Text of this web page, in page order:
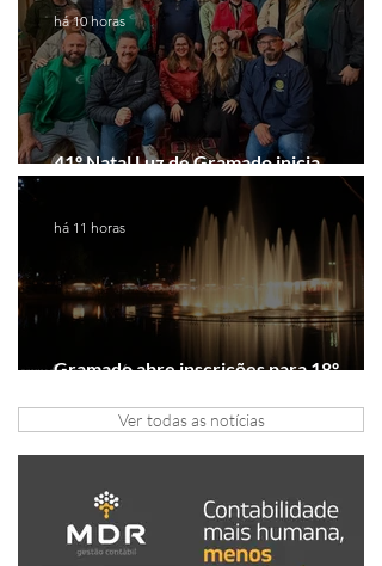
41º Natal Luz de Gramado inicia
há 10 horas
Gramado abre inscrições para 18º
há 11 horas
Ver todas as notícias